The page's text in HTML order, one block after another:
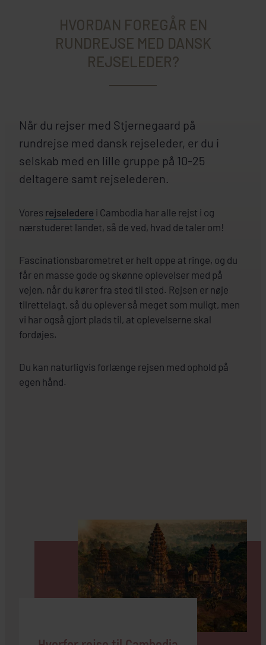
HVORDAN FOREGÅR EN
RUNDREJSE MED DANSK
REJSELEDER?
Når du rejser med Stjernegaard på
rundrejse med dansk rejseleder, er du i
selskab med en lille gruppe på 10-25
deltagere samt rejselederen.
Vores rejseledere i Cambodia har alle rejst i og
nærstuderet landet, så de ved, hvad de taler om!
Fascinationsbarometret er helt oppe at ringe, og du
får en masse gode og skønne oplevelser med på
vejen, når du kører fra sted til sted. Rejsen er nøje
tilrettelagt, så du oplever så meget som muligt, men
vi har også gjort plads til, at oplevelserne skal
fordøjes.
Du kan naturligvis forlænge rejsen med ophold på
egen hånd.